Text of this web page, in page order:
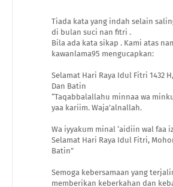
Tiada kata yang indah selain
di bulan suci nan fitri .
Bila ada kata sikap . Kami atas
kawanlama95 mengucapkan:
Selamat Hari Raya Idul Fitri 1432
Dan Batin
“Taqabbalallahu minnaa wa
yaa kariim. Waja’alnallah.
Wa iyyakum minal ‘aidiin wal faa
Selamat Hari Raya Idul Fitri,
Batin”
Semoga kebersamaan yang
memberikan keberkahan dan